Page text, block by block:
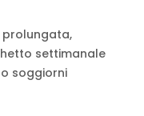
prolungata,
settimanale
soggiorni